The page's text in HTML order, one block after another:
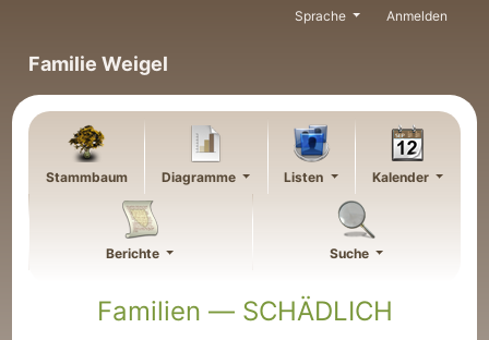
Familie Weigel
Sprache Anmelden
Stammbaum Diagramme Listen Kalender
Berichte Suche
Familien — SCHÄDLICH